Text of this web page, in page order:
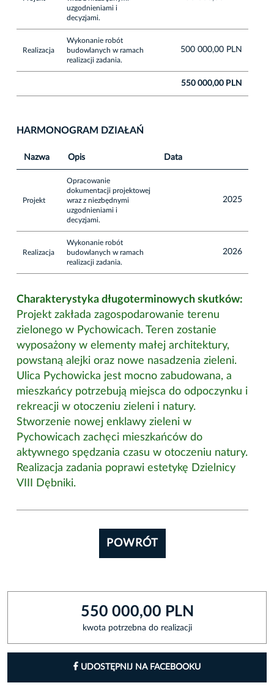
uzgodnieniami i
decyzjami.
Realizacja
Wykonanie robót
budowlanych w ramach
realizacji zadania.
500 000,00 PLN
550 000,00 PLN
HARMONOGRAM DZIAŁAŃ
Nazwa Opis Data
Projekt
Opracowanie
dokumentacji projektowej
wraz z niezbędnymi
uzgodnieniami i
decyzjami.
2025
Realizacja
Wykonanie robót
budowlanych w ramach
realizacji zadania.
2026
Charakterystyka długoterminowych skutków:
Projekt zakłada zagospodarowanie terenu
zielonego w Pychowicach. Teren zostanie
wyposażony w elementy małej architektury,
powstaną alejki oraz nowe nasadzenia zieleni.
Ulica Pychowicka jest mocno zabudowana, a
mieszkańcy potrzebują miejsca do odpoczynku i
rekreacji w otoczeniu zieleni i natury.
Stworzenie nowej enklawy zieleni w
Pychowicach zachęci mieszkańców do
aktywnego spędzania czasu w otoczeniu natury.
Realizacja zadania poprawi estetykę Dzielnicy
VIII Dębniki.
POWRÓT
550 000,00 PLN
kwota potrzebna do realizacji
UDOSTĘPNIJ NA FACEBOOKU